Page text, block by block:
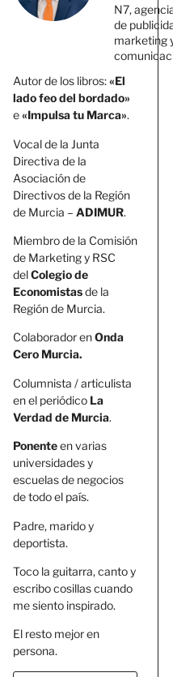
N7,
de
marketing
Autor de los libros:«El
lado feo del bordado»
e«Impulsa tu Marca».
Vocal de la Junta
Directiva de la
Asociación de
Directivos de la Región
de Murcia – ADIMUR.
Miembro de la Comisión
de Marketing y RSC
delColegio de
Economistasde la
Región de Murcia.
Colaborador enOnda
Cero Murcia.
Columnista / articulista
en el periódico La
Verdad de Murcia.
Ponenteen varias
universidades y
escuelas de negocios
de todo el país.
Padre, marido y
deportista.
Toco la guitarra, canto y
escribo cosillas cuando
me siento inspirado.
El resto mejor en
persona.